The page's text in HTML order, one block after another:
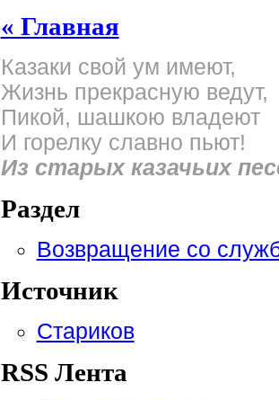
« Главная
Казаки свой ум имеют,
Жизнь прекрасную ведут,
Пикой, шашкою владеют
И горелку славно пьют!
Из старых казачьих
Раздел
Возвращение со
Источник
Стариков
RSS Лента